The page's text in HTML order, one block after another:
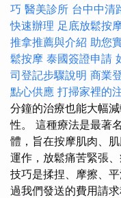
巧 醫美診所 台中中清
快速辦理 足底放鬆按
推拿推薦與介紹 助您
鬆按摩 泰國簽證申請
司登記步驟說明 商業
點心供應 打掃家裡的
分鐘的治療也能大幅
性。 這種療法是最著
體，旨在按摩肌肉、
運作，放鬆痛苦緊張
技巧是揉捏、摩擦、
過我們發送的費用請